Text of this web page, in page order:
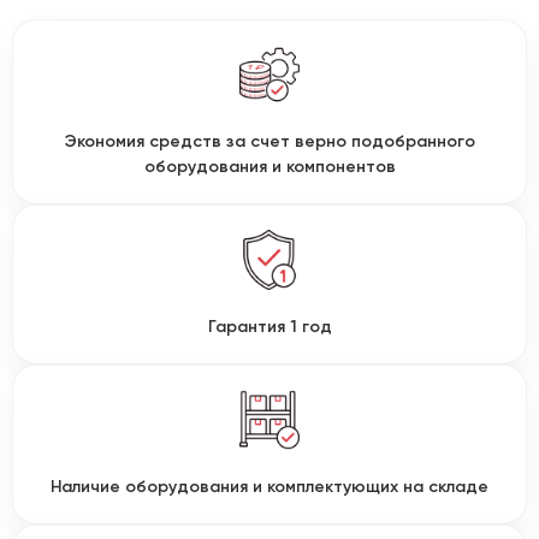
Экономия средств за счет верно подобранного
оборудования и компонентов
Гарантия 1 год
Наличие оборудования и комплектующих на складе